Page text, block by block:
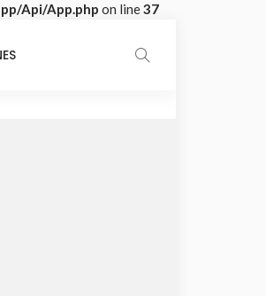
Api/App.php on line37